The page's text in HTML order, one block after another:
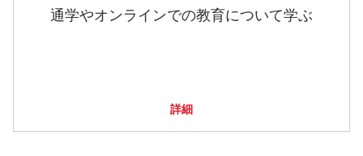
通学やオンラインでの教育について学ぶ
詳細